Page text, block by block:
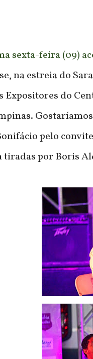
sexta-feira (09)
na estreia do
Expositores do
pelo
tiradas por Boris